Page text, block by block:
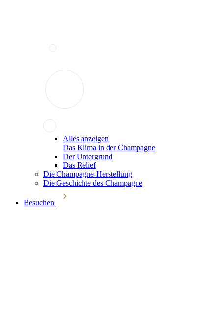
Alles anzeigen
Das Klima in der Champagne
Der Untergrund
Das Relief
Die Champagne-Herstellung
Die Geschichte des Champagne
Besuchen